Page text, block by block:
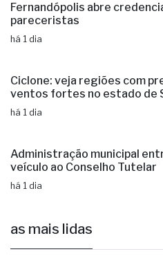
Fernandópolis abre
pareceristas
há 1 dia
Ciclone: veja regiões com
ventos fortes no estado de
há 1 dia
Administração municipal
veículo ao Conselho Tutelar
há 1 dia
as mais lidas